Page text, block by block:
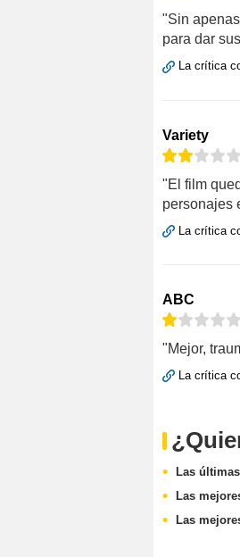
"Sin
para dar
La crítica
Variety
"El film
personajes
La crítica
ABC
"Mejor,
La crítica
Las
Las
Las